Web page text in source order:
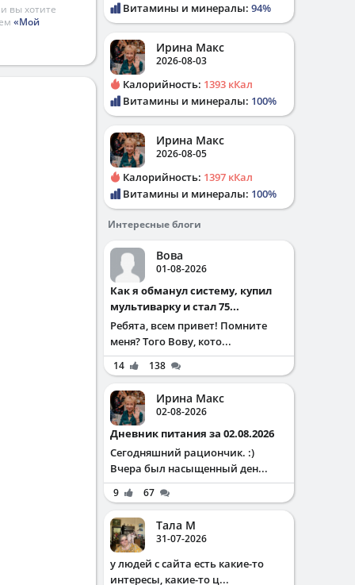
вы хотите
«Мой
Витамины и минералы: 94%
Ирина Макс
2026-08-03
Калорийность: 1393 кКал
Витамины и минералы: 100%
Ирина Макс
2026-08-05
Калорийность: 1397 кКал
Витамины и минералы: 100%
Интересные блоги
Вова
01-08-2026
Как я обманул систему, купил
мультиварку и стал 75...
Ребята, всем привет! Помните
меня? Того Вову, кото...
14 138
Ирина Макс
02-08-2026
Дневник питания за 02.08.2026
Сегодняшний рациончик. :)
Вчера был насыщенный ден...
9 67
Тала М
31-07-2026
у людей с сайта есть какие-то
интересы, какие-то ц...